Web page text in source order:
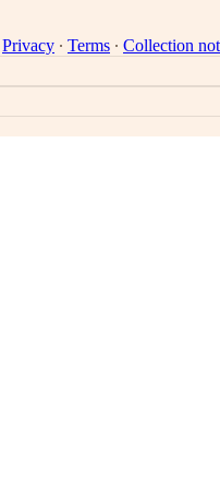
Privacy ∙ Terms ∙ Collection